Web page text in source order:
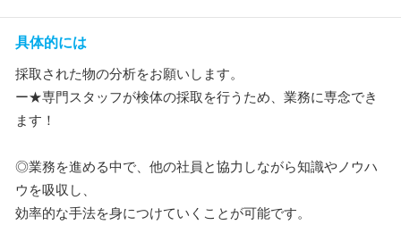
具体的には
採取された物の分析をお願いします。
ー★専門スタッフが検体の採取を行うため、業務に専念でき
ます！
◎業務を進める中で、他の社員と協力しながら知識やノウハ
ウを吸収し、
効率的な手法を身につけていくことが可能です。